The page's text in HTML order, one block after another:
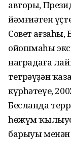
авторы,
йәмғиәтен
Совет
ойошмаһы
наградаға
тетрәүҙән
күрһәтеүе,
Бесланда
һөжүм
барыуы менән